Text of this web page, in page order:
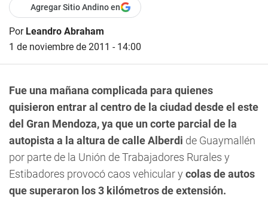
Agregar Sitio Andino en
Por Leandro Abraham
1 de noviembre de 2011 - 14:00
Fue una mañana complicada para quienes
quisieron entrar al centro de la ciudad desde el este
del Gran Mendoza, ya que un corte parcial de la
autopista a la altura de calle Alberdi de Guaymallén
por parte de la Unión de Trabajadores Rurales y
Estibadores provocó caos vehicular y colas de autos
que superaron los 3 kilómetros de extensión.